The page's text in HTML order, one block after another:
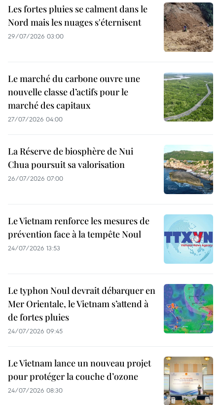
Les fortes pluies se calment dans le
Nord mais les nuages s'éternisent
29/07/2026 03:00
Le marché du carbone ouvre une
nouvelle classe d’actifs pour le
marché des capitaux
27/07/2026 04:00
La Réserve de biosphère de Nui
Chua poursuit sa valorisation
26/07/2026 07:00
Le Vietnam renforce les mesures de
prévention face à la tempête Noul
24/07/2026 13:53
Le typhon Noul devrait débarquer en
Mer Orientale, le Vietnam s’attend à
de fortes pluies
24/07/2026 09:45
Le Vietnam lance un nouveau projet
pour protéger la couche d’ozone
24/07/2026 08:30